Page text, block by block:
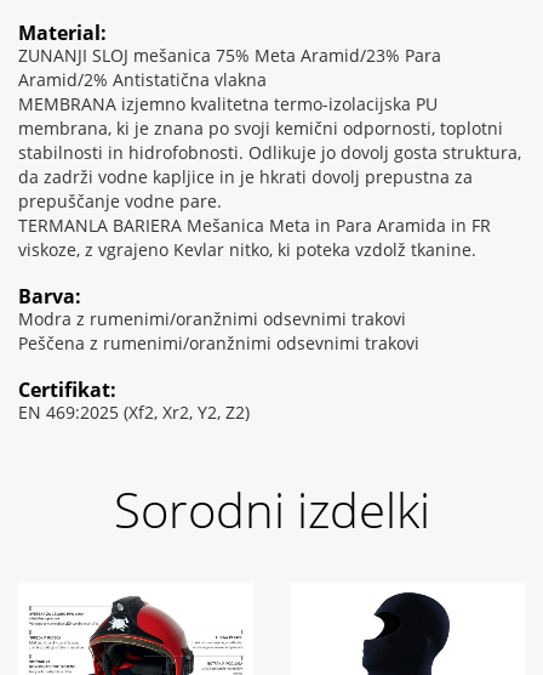
Material:
ZUNANJI SLOJ mešanica 75% Meta Aramid/23% Para
Aramid/2% Antistatična vlakna
MEMBRANA izjemno kvalitetna termo-izolacijska PU
membrana, ki je znana po svoji kemični odpornosti, toplotni
stabilnosti in hidrofobnosti. Odlikuje jo dovolj gosta struktura,
da zadrži vodne kapljice in je hkrati dovolj prepustna za
prepuščanje vodne pare.
TERMANLA BARIERA Mešanica Meta in Para Aramida in FR
viskoze, z vgrajeno Kevlar nitko, ki poteka vzdolž tkanine.
Barva:
Modra z rumenimi/oranžnimi odsevnimi trakovi
Peščena z rumenimi/oranžnimi odsevnimi trakovi
Certifikat:
EN 469:2025 (Xf2, Xr2, Y2, Z2)
Sorodni izdelki